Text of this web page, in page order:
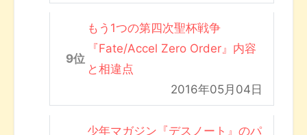
もう1つの第四次聖杯戦争
『Fate/Accel Zero Order』内容
と相違点
2016年05月04日
少年マガジン『デスノート』のパ